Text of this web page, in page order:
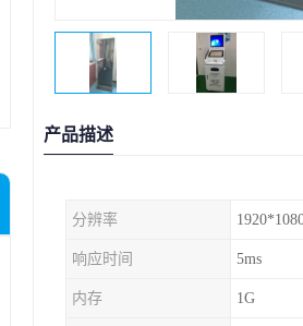
产品描述
分辨率
响应时间 5ms
内存 1G